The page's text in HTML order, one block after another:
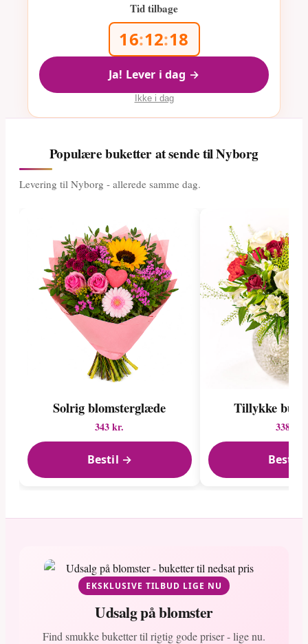
Tid tilbage
16:12:18
Ja! Lever i dag →
Ikke i dag
Populære buketter at sende til Nyborg
Levering til Nyborg - allerede samme dag.
Solrig blomsterglæde
343 kr.
Bestil →
Tillykke
338 kr.
Bestil
EKSKLUSIVE TILBUD LIGE NU
Udsalg på blomster
Find smukke buketter til rigtig gode priser - lige nu.